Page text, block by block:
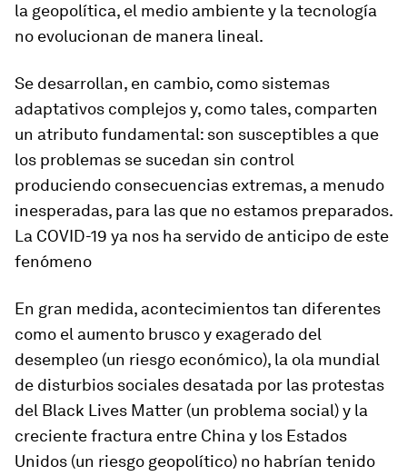
la geopolítica, el medio ambiente y la tecnología
no evolucionan de manera lineal.
Se desarrollan, en cambio, como sistemas
adaptativos complejos y, como tales, comparten
un atributo fundamental: son susceptibles a que
los problemas se sucedan sin control
produciendo consecuencias extremas, a menudo
inesperadas, para las que no estamos preparados.
La COVID-19 ya nos ha servido de anticipo de este
fenómeno
En gran medida, acontecimientos tan diferentes
como el aumento brusco y exagerado del
desempleo (un riesgo económico), la ola mundial
de disturbios sociales desatada por las protestas
del Black Lives Matter (un problema social) y la
creciente fractura entre China y los Estados
Unidos (un riesgo geopolítico) no habrían tenido